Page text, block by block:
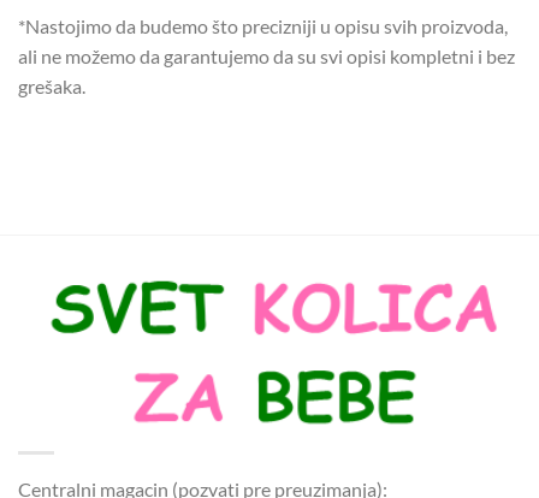
*Nastojimo da budemo što precizniji u opisu svih proizvoda,
ali ne možemo da garantujemo da su svi opisi kompletni i bez
grešaka.
Centralni magacin (pozvati pre preuzimanja):